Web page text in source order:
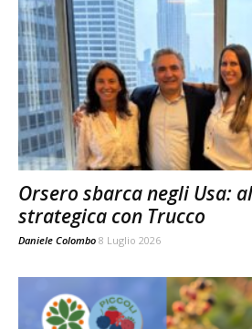
Orsero sbarca negli Usa:
strategica con Trucco
Daniele Colombo 8 Luglio 2026